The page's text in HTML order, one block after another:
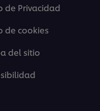
de Privacidad
de cookies
del sitio